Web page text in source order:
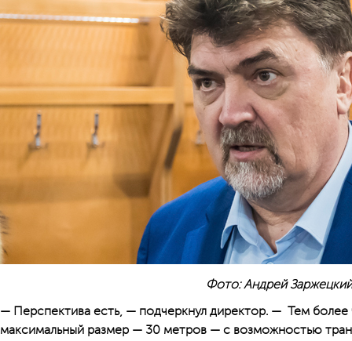
Фото: Андрей Заржецкий
— Перспектива есть, — подчеркнул директор. — Тем более
максимальный размер — 30 метров — с возможностью